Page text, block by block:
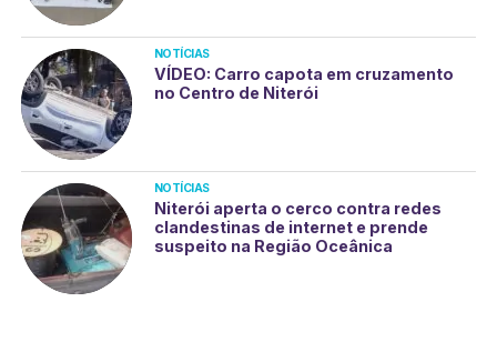
NOTÍCIAS
VÍDEO: Carro capota em cruzamento
no Centro de Niterói
NOTÍCIAS
Niterói aperta o cerco contra redes
clandestinas de internet e prende
suspeito na Região Oceânica